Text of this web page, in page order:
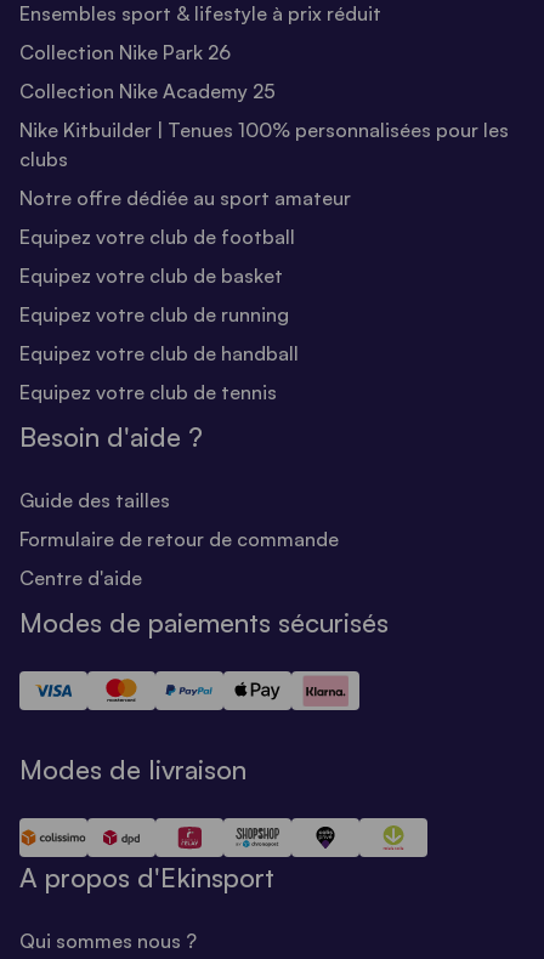
Ensembles sport & lifestyle à prix réduit
Collection Nike Park 26
Collection Nike Academy 25
Nike Kitbuilder | Tenues 100% personnalisées pour les
clubs
Notre offre dédiée au sport amateur
Equipez votre club de football
Equipez votre club de basket
Equipez votre club de running
Equipez votre club de handball
Equipez votre club de tennis
Besoin d'aide ?
Guide des tailles
Formulaire de retour de commande
Centre d'aide
Modes de paiements sécurisés
Modes de livraison
A propos d'Ekinsport
Qui sommes nous ?